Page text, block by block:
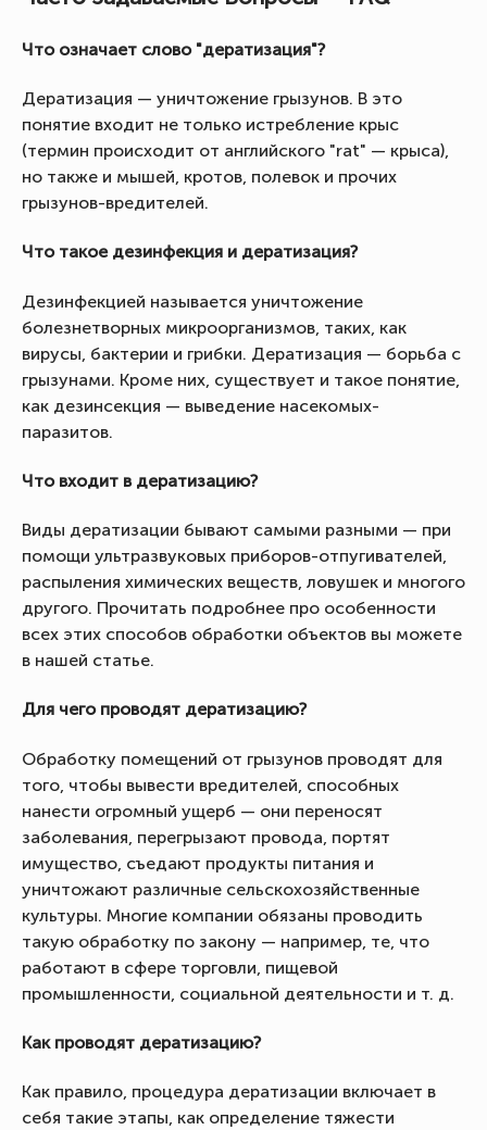
Что означает слово "дератизация"?
Дератизация — уничтожение грызунов. В это
понятие входит не только истребление крыс
(термин происходит от английского "rat" — крыса),
но также и мышей, кротов, полевок и прочих
грызунов-вредителей.
Что такое дезинфекция и дератизация?
Дезинфекцией называется уничтожение
болезнетворных микроорганизмов, таких, как
вирусы, бактерии и грибки. Дератизация — борьба с
грызунами. Кроме них, существует и такое понятие,
как дезинсекция — выведение насекомых-
паразитов.
Что входит в дератизацию?
Виды дератизации бывают самыми разными — при
помощи ультразвуковых приборов-отпугивателей,
распыления химических веществ, ловушек и многого
другого. Прочитать подробнее про особенности
всех этих способов обработки объектов вы можете
в нашей статье.
Для чего проводят дератизацию?
Обработку помещений от грызунов проводят для
того, чтобы вывести вредителей, способных
нанести огромный ущерб — они переносят
заболевания, перегрызают провода, портят
имущество, съедают продукты питания и
уничтожают различные сельскохозяйственные
культуры. Многие компании обязаны проводить
такую обработку по закону — например, те, что
работают в сфере торговли, пищевой
промышленности, социальной деятельности и т. д.
Как проводят дератизацию?
Как правило, процедура дератизации включает в
себя такие этапы, как определение тяжести